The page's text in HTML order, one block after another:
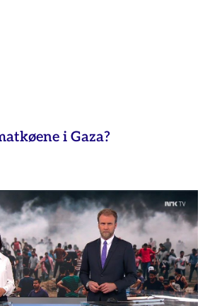
i Gaza?